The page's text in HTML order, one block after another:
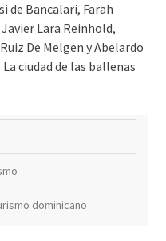
de Bancalari, Farah
Lara Reinhold,
De Melgen y Abelardo
ciudad de las ballenas
dominicano